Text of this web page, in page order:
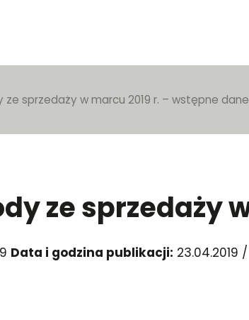
ze sprzedaży w marcu 2019 r. – wstępne dane
ze sprzedaży
Data i godzina publikacji: 23.04.2019 /